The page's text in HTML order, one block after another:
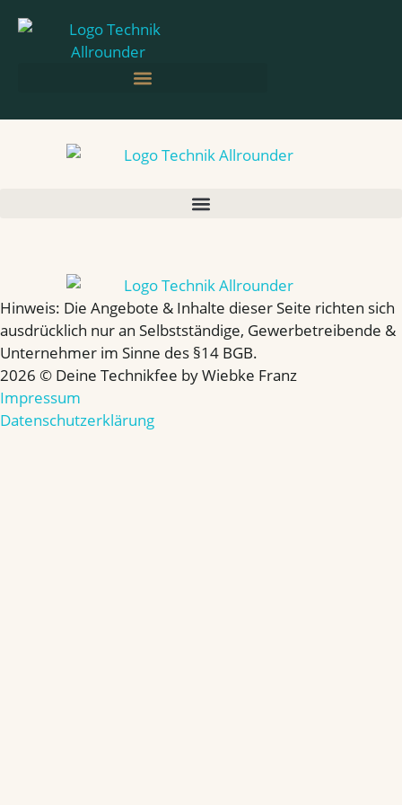
Hinweis: Die Angebote & Inhalte dieser Seite richten sich
aus­drücklich nur an Selbst­ständige, Gewerbe­treibende &
Unter­nehmer im Sinne des §14 BGB.
2026 © Deine Technikfee by Wiebke Franz
Impressum
Datenschutzerklärung